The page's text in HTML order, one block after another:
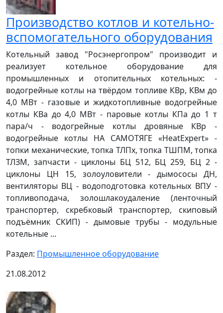
Производство котлов и котельно-
вспомогательного оборудования
Котельный завод "Росэнергопром" производит и
реализует котельное оборудование для
промышленных и отопительных котельных: -
водогрейные котлы на твёрдом топливе КВр, КВм до
4,0 МВт - газовые и жидкотопливные водогрейные
котлы КВа до 4,0 МВт - паровые котлы КПа до 1 т
пара/ч - водогрейные котлы дровяные КВр -
водогрейные котлы НА САМОТЯГЕ «HeatExpert» -
топки механические, топка ТЛПх, топка ТШПМ, топка
ТЛЗМ, запчасти - циклоны БЦ 512, БЦ 259, БЦ 2 -
циклоны ЦН 15, золоуловители - дымососы ДН,
вентиляторы ВЦ - водоподготовка котельных ВПУ -
топливоподача, золошлакоудаление (ленточный
транспортер, скребковый транспортер, скиповый
подъёмник СКИП) - дымовые трубы - модульные
котельные ...
Раздел: Промышленное оборудование
21.08.2012